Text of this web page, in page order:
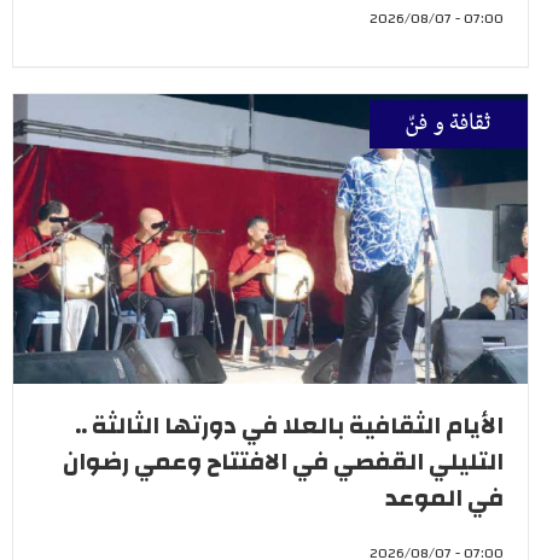
07:00 - 2026/08/07
ثقافة و فنّ
الأيام الثقافية بالعلا في دورتها الثالثة ..
التليلي القفصي في الافتتاح وعمي رضوان
في الموعد
07:00 - 2026/08/07